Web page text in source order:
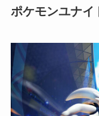
ポケモンユナイ